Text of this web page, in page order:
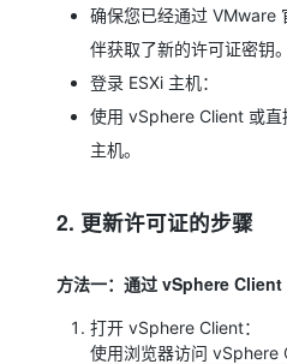
确保您已经通过 VMware
伴获取了新的许可证密钥。
登录 ESXi 主机：
使用 vSphere Client 或直
主机。
2. 更新许可证的步骤
方法一：通过 vSphere Client
打开 vSphere Client：
使用浏览器访问 vSphere